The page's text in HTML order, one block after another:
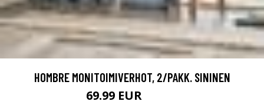
HOMBRE MONITOIMIVERHOT, 2/PAKK. SININEN
69.99 EUR